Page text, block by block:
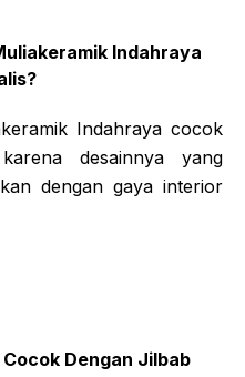
Indahraya
Indahraya cocok
desainnya yang
dengan gaya interior
Dengan Jilbab